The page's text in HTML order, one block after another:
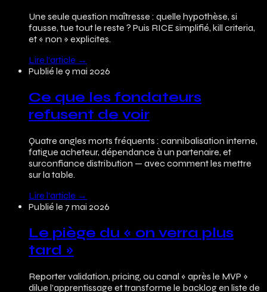
Une seule question maîtresse : quelle hypothèse, si
fausse, tue tout le reste ? Puis RICE simplifié, kill criteria,
et « non » explicites.
Lire l’article →
Publié le 9 mai 2026
Ce que les fondateurs
refusent de voir
Quatre angles morts fréquents : cannibalisation interne,
fatigue acheteur, dépendance à un partenaire, et
surconfiance distribution — avec comment les mettre
sur la table.
Lire l’article →
Publié le 7 mai 2026
Le piège du « on verra plus
tard »
Reporter validation, pricing, ou canal « après le MVP »
dilue l’apprentissage et transforme le backlog en liste de